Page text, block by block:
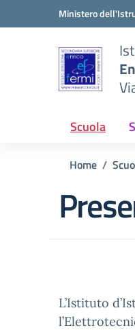
Vai ai contenuti
Vai al menu di navigazione
Ministero
Scuola
Home
L’Istituto